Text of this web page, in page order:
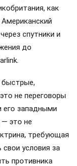
как
спутники и
до
быстрые,
не переговоры
его западными
— это не
требующая
условия за
противника